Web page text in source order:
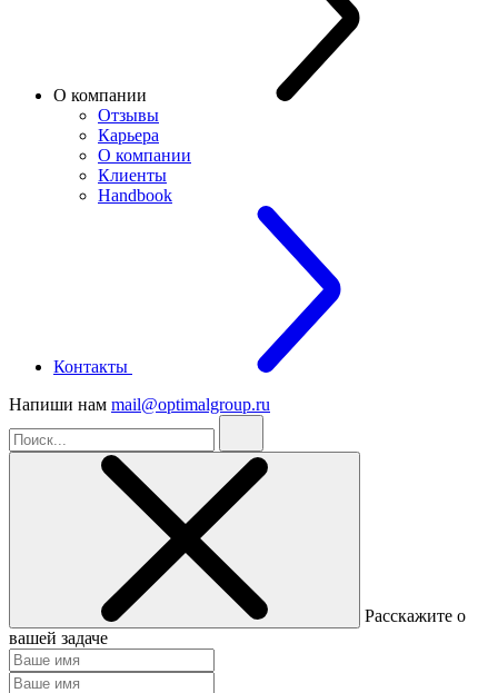
О компании
Отзывы
Карьера
О компании
Клиенты
Handbook
Контакты
Напиши нам mail@optimalgroup.ru
Расскажите о
вашей задаче